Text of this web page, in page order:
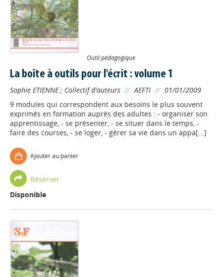
Outil pédagogique
La boîte à outils pour l'écrit : volume 1
Sophie ETIENNE; Collectif d'auteurs // AEFTI // 01/01/2009
9 modules qui correspondent aux besoins le plus souvent
exprimés en formation auprès des adultes : - organiser son
apprentissage, - se présenter, - se situer dans le temps, -
faire des courses, - se loger, - gérer sa vie dans un appa[...]
Ajouter au panier
Réserver
Disponible